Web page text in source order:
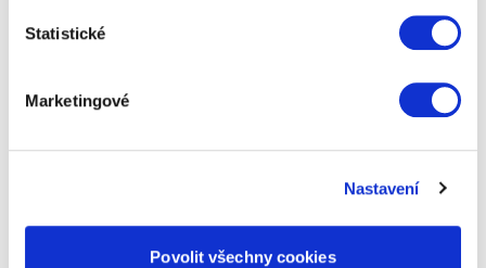
Statistické
Marketingové
Nastavení
Povolit všechny cookies